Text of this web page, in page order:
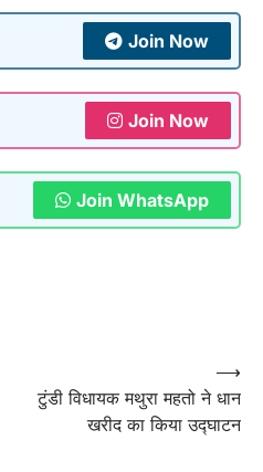
Join Now
Join Now
Join WhatsApp
टुंडी विधायक मथुरा महतो ने धान
खरीद का किया उद्घाटन
⟶